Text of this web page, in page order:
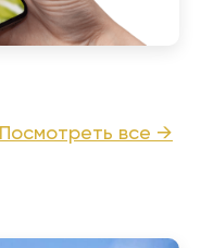
Посмотреть все →